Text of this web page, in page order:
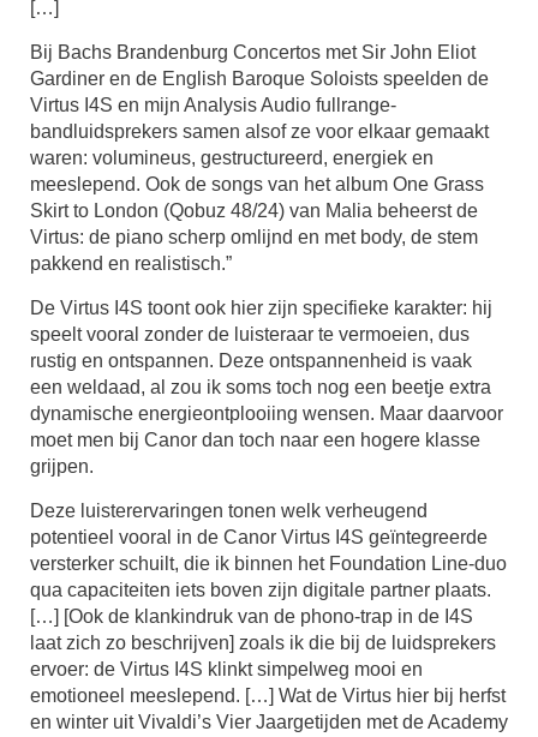
[…]
Bij Bachs Brandenburg Concertos met Sir John Eliot
Gardiner en de English Baroque Soloists speelden de
Virtus I4S en mijn Analysis Audio fullrange-
bandluidsprekers samen alsof ze voor elkaar gemaakt
waren: volumineus, gestructureerd, energiek en
meeslepend. Ook de songs van het album One Grass
Skirt to London (Qobuz 48/24) van Malia beheerst de
Virtus: de piano scherp omlijnd en met body, de stem
pakkend en realistisch.”
De Virtus I4S toont ook hier zijn specifieke karakter: hij
speelt vooral zonder de luisteraar te vermoeien, dus
rustig en ontspannen. Deze ontspannenheid is vaak
een weldaad, al zou ik soms toch nog een beetje extra
dynamische energieontplooiing wensen. Maar daarvoor
moet men bij Canor dan toch naar een hogere klasse
grijpen.
Deze luisterervaringen tonen welk verheugend
potentieel vooral in de Canor Virtus I4S geïntegreerde
versterker schuilt, die ik binnen het Foundation Line-duo
qua capaciteiten iets boven zijn digitale partner plaats.
[…] [Ook de klankindruk van de phono-trap in de I4S
laat zich zo beschrijven] zoals ik die bij de luidsprekers
ervoer: de Virtus I4S klinkt simpelweg mooi en
emotioneel meeslepend. […] Wat de Virtus hier bij herfst
en winter uit Vivaldi’s Vier Jaargetijden met de Academy